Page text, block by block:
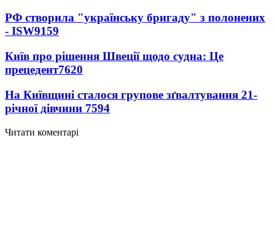
РФ створила "українську бригаду" з полонених
- ISW9159
Київ про рішення Швеції щодо судна: Це
прецедент7620
На Київщині сталося групове зґвалтування 21-
річної дівчини 7594
Читати коментарі